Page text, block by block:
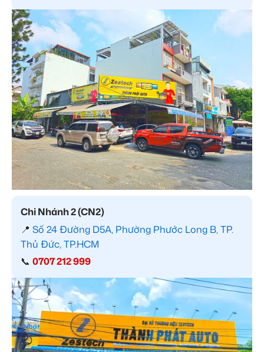
Chi Nhánh 2 (CN2)
📍 Số 24 Đường D5A, Phường Phước Long B, TP.
Thủ Đức, TP.HCM
📞 0707 212 999